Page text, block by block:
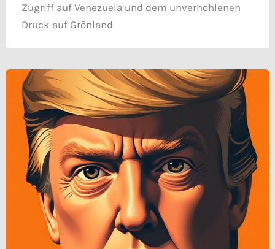
Zugriff auf Venezuela und dem unverhohlenen
Druck auf Grönland